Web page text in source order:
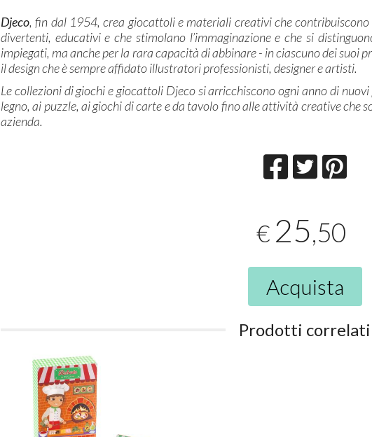
Djeco, fin dal 1954, crea giocattoli e materiali creativi che
divertenti, educativi e che stimolano l’immaginazione e che si
impiegati, ma anche per la rara capacità di abbinare - in ciascuno dei
il design che è sempre affidato illustratori professionisti, designer e artisti.
Le collezioni di giochi e giocattoli Djeco si arricchiscono ogni anno di
legno, ai puzzle, ai giochi di carte e da tavolo fino alle attività creative che
azienda.
€ 25,50
Acquista
Prodotti correlati